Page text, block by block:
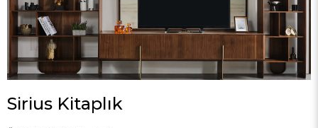
Sirius Kitaplık